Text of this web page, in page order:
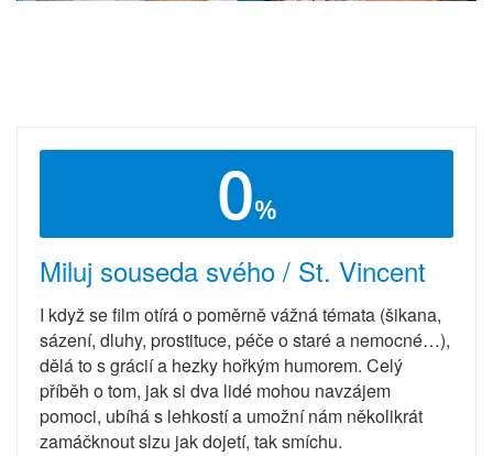
0%
Miluj souseda svého / St. Vincent
I když se film otírá o poměrně vážná témata (šikana,
sázení, dluhy, prostituce, péče o staré a nemocné…),
dělá to s grácií a hezky hořkým humorem. Celý
příběh o tom, jak si dva lidé mohou navzájem
pomoci, ubíhá s lehkostí a umožní nám několikrát
zamáčknout slzu jak dojetí, tak smíchu.